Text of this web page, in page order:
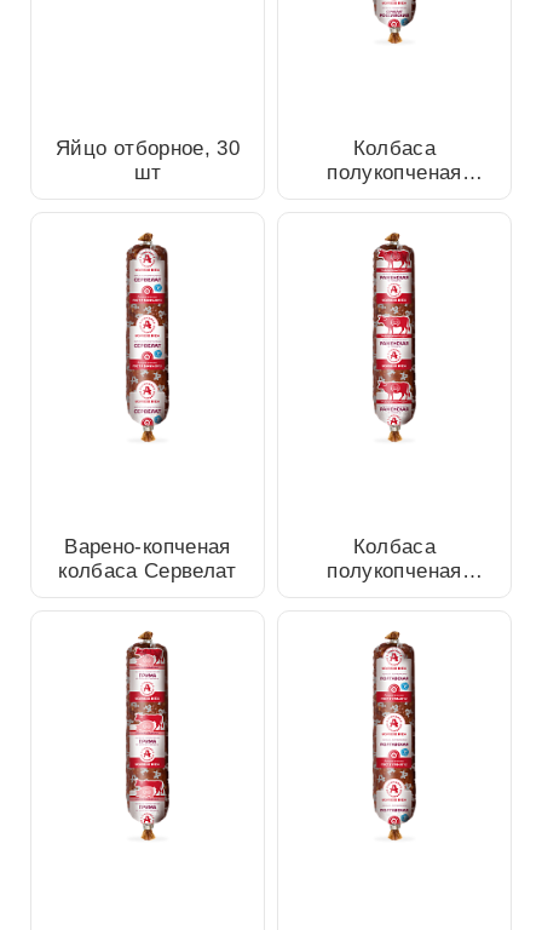
Яйцо отборное, 30 шт
Колбаса полукопченая
сервелат Российский
Варено-копченая колбаса
Сервелат
Колбаса полукопченая
Раменская из говядины